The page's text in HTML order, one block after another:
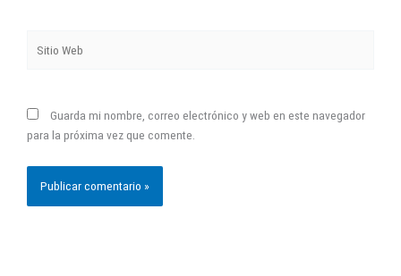
Web
Guarda mi nombre, correo electrónico y web en este navegador
para la próxima vez que comente.